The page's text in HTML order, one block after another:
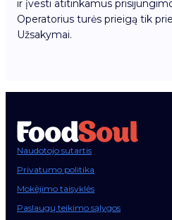
ir įvesti atitinkamus
Operatorius turės prieigą tik
Užsakymai.
Naudotojo sutartis
Privatumo politika
Mokėjimo taisyklės
Paslaugų teikimo sąlygos